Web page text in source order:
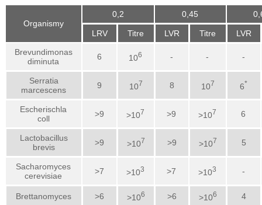
Organismy
0,2 0,45
LRV Titre LVR Titre
LVR
Brevundimonas
diminuta
6 106 - - -
Serratia
marcescens
9 107 8 107 6*
Escherischla
coll
>9 >107 >9 >107 6
Lactobacillus
brevis
>9 >107 >9 >107 5
Sacharomyces
cerevisiae
>7 >103 >7 >103 -
Brettanomyces >6 >106 >6 >106 4